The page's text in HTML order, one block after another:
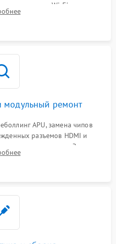
и модуля Wi-Fi
модульный ремонт
APU, замена чипов
разъемов HDMI и
дорожек. Замена
SSD или лазерной головки